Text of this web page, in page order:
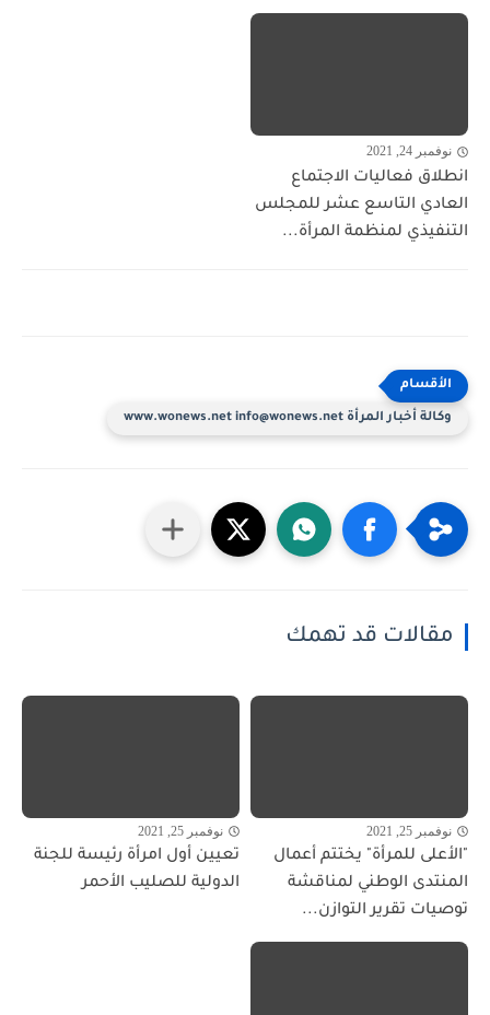
نوفمبر 24, 2021
انطلاق فعاليات الاجتماع
العادي التاسع عشر للمجلس
التنفيذي لمنظمة المرأة...
وكالة أخبار المرأة www.wonews.net info@wonews.net
مقالات قد تهمك
نوفمبر 25, 2021
"الأعلى للمرأة" يختتم أعمال
المنتدى الوطني لمناقشة
توصيات تقرير التوازن...
نوفمبر 25, 2021
تعيين أول امرأة رئيسة للجنة
الدولية للصليب الأحمر